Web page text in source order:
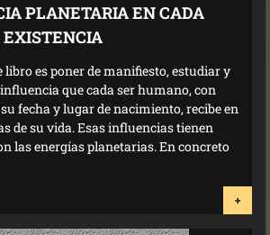
PLANETARIA EN CADA
EXISTENCIA
libro es poner de manifiesto, estudiar y
que cada ser humano, con
fecha y lugar de nacimiento, recibe en
de su vida. Esas influencias tienen
las energías planetarias. En concreto
+